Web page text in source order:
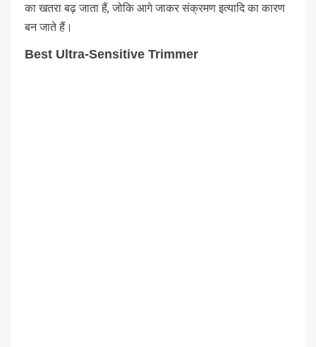
का खतरा बढ़ जाता हैं, जोकि आगे जाकर संक्रमण इत्यादि का कारण
बन जाते हैं।
Best Ultra-Sensitive Trimmer